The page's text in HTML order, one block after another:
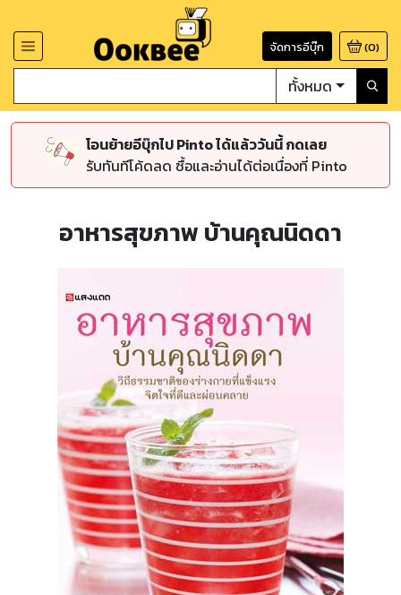
จัดการอีบุ๊ก (0)
ทั้งหมด
โอนย้ายอีบุ๊กไป Pinto ได้แล้ววันนี้ กดเลย
รับทันทีโค้ดลด ซื้อและอ่านได้ต่อเนื่องที่ Pinto
อาหารสุขภาพ บ้านคุณนิดดา